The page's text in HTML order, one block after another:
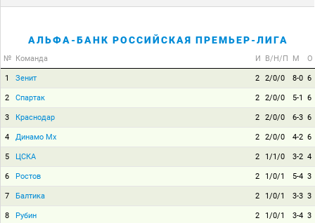
АЛЬФА-БАНК РОССИЙСКАЯ ПРЕМЬЕР-ЛИГА
№ Команда И В/Н/П М О
1 Зенит 2 2/0/0 8-0 6
2 Спартак 2 2/0/0 5-1 6
3 Краснодар 2 2/0/0 6-3 6
4 Динамо Мх 2 2/0/0 4-2 6
5 ЦСКА 2 1/1/0 3-2 4
6 Ростов 2 1/0/1 5-4 3
7 Балтика 2 1/0/1 3-3 3
8 Рубин 2 1/0/1 3-4 3